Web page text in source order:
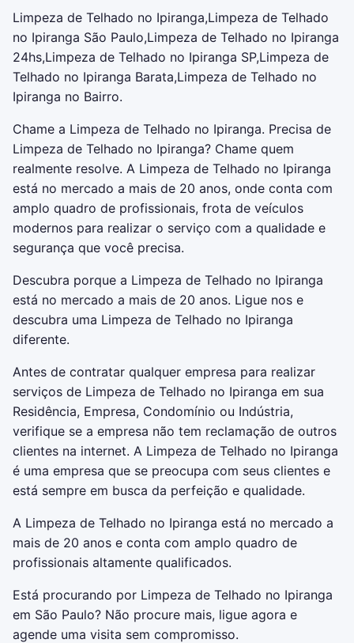
Limpeza de Telhado no Ipiranga,Limpeza de Telhado
no Ipiranga São Paulo,Limpeza de Telhado no Ipiranga
24hs,Limpeza de Telhado no Ipiranga SP,Limpeza de
Telhado no Ipiranga Barata,Limpeza de Telhado no
Ipiranga no Bairro.
Chame a Limpeza de Telhado no Ipiranga. Precisa de
Limpeza de Telhado no Ipiranga? Chame quem
realmente resolve. A Limpeza de Telhado no Ipiranga
está no mercado a mais de 20 anos, onde conta com
amplo quadro de profissionais, frota de veículos
modernos para realizar o serviço com a qualidade e
segurança que você precisa.
Descubra porque a Limpeza de Telhado no Ipiranga
está no mercado a mais de 20 anos. Ligue nos e
descubra uma Limpeza de Telhado no Ipiranga
diferente.
Antes de contratar qualquer empresa para realizar
serviços de Limpeza de Telhado no Ipiranga em sua
Residência, Empresa, Condomínio ou Indústria,
verifique se a empresa não tem reclamação de outros
clientes na internet. A Limpeza de Telhado no Ipiranga
é uma empresa que se preocupa com seus clientes e
está sempre em busca da perfeição e qualidade.
A Limpeza de Telhado no Ipiranga está no mercado a
mais de 20 anos e conta com amplo quadro de
profissionais altamente qualificados.
Está procurando por Limpeza de Telhado no Ipiranga
em São Paulo? Não procure mais, ligue agora e
agende uma visita sem compromisso.